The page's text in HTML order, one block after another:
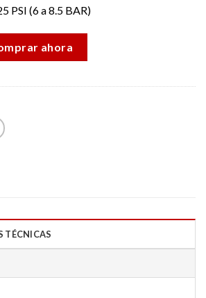
PSI (6 a 8.5 BAR)
ahora
TÉCNICAS